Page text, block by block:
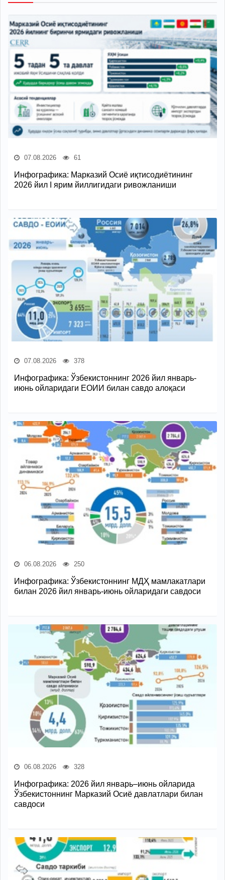
07.08.2026 61
Инфографика: Марказий Осиё иқтисодиётининг
2026 йил I ярим йиллигидаги ривожланиши
07.08.2026 378
Инфографика: Ўзбекистоннинг 2026 йил январь-
июнь ойларидаги ЕОИИ билан савдо алоқаси
06.08.2026 250
Инфографика: Ўзбекистоннинг МДҲ мамлакатлари
билан 2026 йил январь-июнь ойларидаги савдоси
06.08.2026 328
Инфографика: 2026 йил январь–июнь ойларида
Ўзбекистоннинг Марказий Осиё давлатлари билан
савдоси